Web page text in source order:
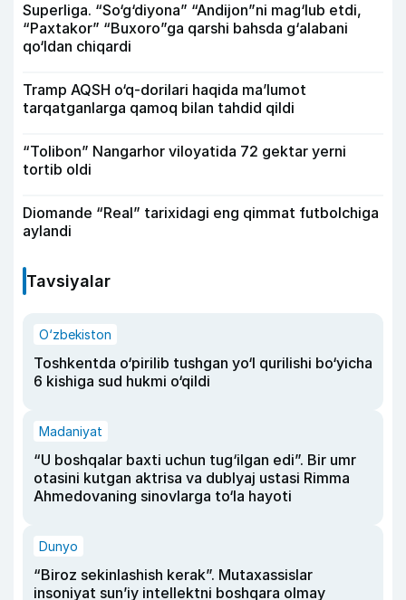
Superliga. “So‘g‘diyona” “Andijon”ni mag‘lub etdi,
“Paxtakor” “Buxoro”ga qarshi bahsda g‘alabani
qo‘ldan chiqardi
Tramp AQSH o‘q-dorilari haqida ma’lumot
tarqatganlarga qamoq bilan tahdid qildi
“Tolibon” Nangarhor viloyatida 72 gektar yerni
tortib oldi
Diomande “Real” tarixidagi eng qimmat futbolchiga
aylandi
Tavsiyalar
O‘zbekiston
Toshkentda o‘pirilib tushgan yo‘l qurilishi bo‘yicha
6 kishiga sud hukmi o‘qildi
Madaniyat
“U boshqalar baxti uchun tug‘ilgan edi”. Bir umr
otasini kutgan aktrisa va dublyaj ustasi Rimma
Ahmedovaning sinovlarga to‘la hayoti
Dunyo
“Biroz sekinlashish kerak”. Mutaxassislar
insoniyat sun’iy intellektni boshqara olmay